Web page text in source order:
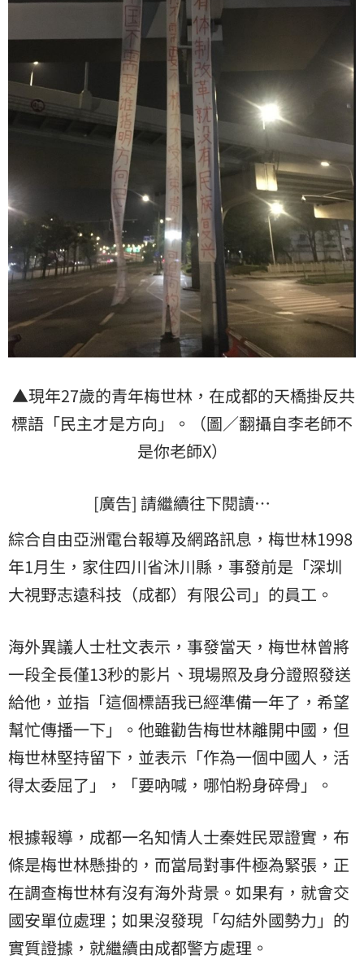
▲現年27歲的青年梅世林，在成都的天橋掛反共
標語「民主才是方向」。（圖／翻攝自李老師不
是你老師X）
[廣告] 請繼續往下閱讀…
綜合自由亞洲電台報導及網路訊息，梅世林1998
年1月生，家住四川省沐川縣，事發前是「深圳
大視野志遠科技（成都）有限公司」的員工。
海外異議人士杜文表示，事發當天，梅世林曾將
一段全長僅13秒的影片、現場照及身分證照發送
給他，並指「這個標語我已經準備一年了，希望
幫忙傳播一下」。他雖勸告梅世林離開中國，但
梅世林堅持留下，並表示「作為一個中國人，活
得太委屈了」，「要吶喊，哪怕粉身碎骨」。
根據報導，成都一名知情人士秦姓民眾證實，布
條是梅世林懸掛的，而當局對事件極為緊張，正
在調查梅世林有沒有海外背景。如果有，就會交
國安單位處理；如果沒發現「勾結外國勢力」的
實質證據，就繼續由成都警方處理。